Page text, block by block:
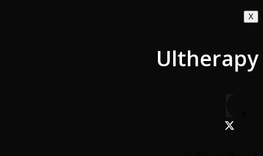
X
Ultherapy